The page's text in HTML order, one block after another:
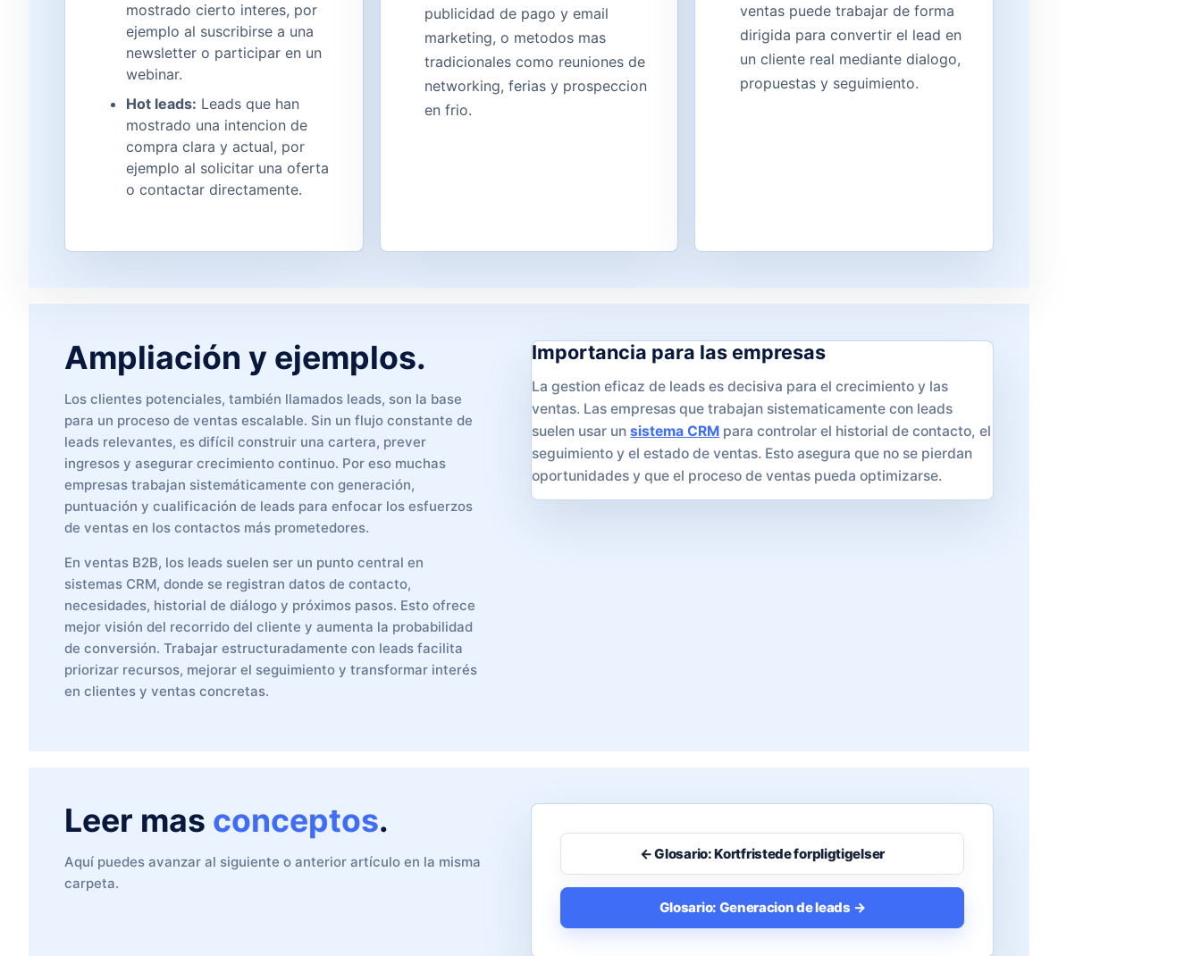
mostrado cierto interes, por
ejemplo al suscribirse a una
newsletter o participar en un
webinar.
Hot leads: Leads que han
mostrado una intencion de
compra clara y actual, por
ejemplo al solicitar una oferta
o contactar directamente.
publicidad de pago y email
marketing, o metodos mas
tradicionales como reuniones de
networking, ferias y prospeccion
en frio.
ventas puede trabajar de forma
dirigida para convertir el lead en
un cliente real mediante dialogo,
propuestas y seguimiento.
Ampliación y ejemplos.
Los clientes potenciales, también llamados leads, son la base
para un proceso de ventas escalable. Sin un flujo constante de
leads relevantes, es difícil construir una cartera, prever
ingresos y asegurar crecimiento continuo. Por eso muchas
empresas trabajan sistemáticamente con generación,
puntuación y cualificación de leads para enfocar los esfuerzos
de ventas en los contactos más prometedores.
En ventas B2B, los leads suelen ser un punto central en
sistemas CRM, donde se registran datos de contacto,
necesidades, historial de diálogo y próximos pasos. Esto ofrece
mejor visión del recorrido del cliente y aumenta la probabilidad
de conversión. Trabajar estructuradamente con leads facilita
priorizar recursos, mejorar el seguimiento y transformar interés
en clientes y ventas concretas.
Importancia para las empresas
La gestion eficaz de leads es decisiva para el crecimiento y las
ventas. Las empresas que trabajan sistematicamente con leads
suelen usar unsistema CRM para controlar el historial de contacto, el
seguimiento y el estado de ventas. Esto asegura que no se pierdan
oportunidades y que el proceso de ventas pueda optimizarse.
Leer mas conceptos.
Aquí puedes avanzar al siguiente o anterior artículo en la misma
carpeta.
← Glosario: Kortfristede forpligtigelser
Glosario: Generacion de leads →